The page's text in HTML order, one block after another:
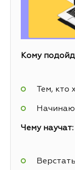
Кому
Тем, кто
Чему научат: